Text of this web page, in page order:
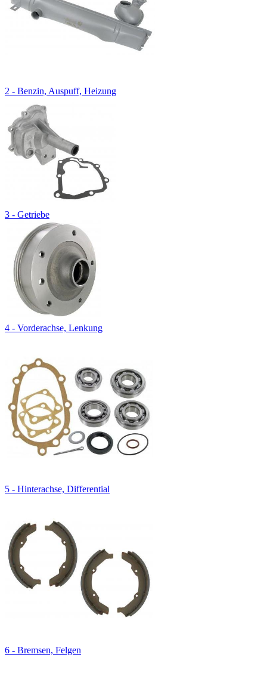
2 - Benzin, Auspuff, Heizung
3 - Getriebe
4 - Vorderachse, Lenkung
5 - Hinterachse, Differential
6 - Bremsen, Felgen